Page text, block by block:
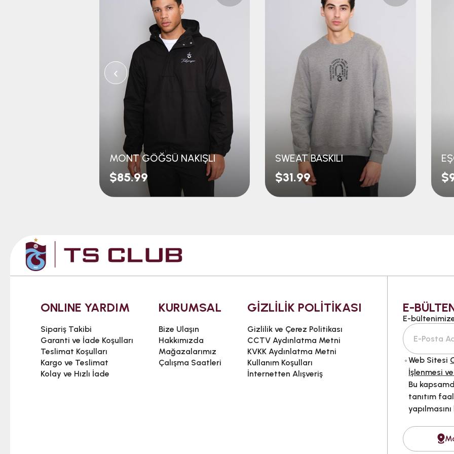
MONT GÖĞSÜ NAKIŞLI
$85.99
SWEAT BASKILI
$31.99
‹
ONLINE YARDIM
Sipariş Takibi
Garanti ve İade Koşulları
Teslimat Koşulları
Kargo ve Teslimat
Kolay ve Hızlı İade
KURUMSAL
Bize Ulaşın
Hakkımızda
Mağazalarımız
Çalışma Saatleri
GİZLİLİK POLİTİKASI
Gizlilik ve Çerez Politikası
CCTV Aydınlatma Metni
KVKK Aydınlatma Metni
Kullanım Koşulları
İnternetten Alışveriş
E-
E-
Web Sitesi
İşlenmesi
Bu
tanıtım